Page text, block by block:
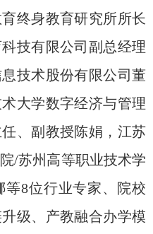
终身教育研究所所长
技有限公司副总经理
技术股份有限公司董
大学数字经济与管理
、副教授陈娟，江苏
/苏州高等职业技术学
等8位行业专家、院校
级、产教融合办学模